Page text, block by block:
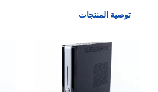
توصية المنتجات